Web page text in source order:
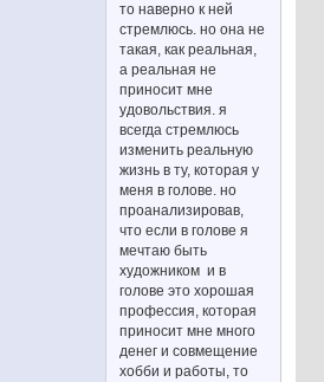
то наверно к ней
стремлюсь. но она не
такая, как реальная,
а реальная не
приносит мне
удовольствия. я
всегда стремлюсь
изменить реальную
жизнь в ту, которая у
меня в голове. но
проанализировав,
что если в голове я
мечтаю быть
художником и в
голове это хорошая
профессия, которая
приносит мне много
денег и совмещение
хобби и работы, то